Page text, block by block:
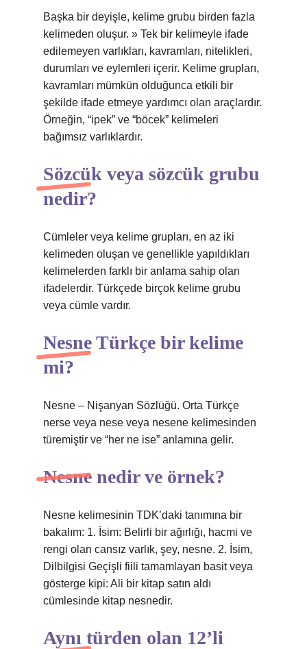
Başka bir deyişle, kelime grubu birden fazla
kelimeden oluşur. » Tek bir kelimeyle ifade
edilemeyen varlıkları, kavramları, nitelikleri,
durumları ve eylemleri içerir. Kelime grupları,
kavramları mümkün olduğunca etkili bir
şekilde ifade etmeye yardımcı olan araçlardır.
Örneğin, “ipek” ve “böcek” kelimeleri
bağımsız varlıklardır.
Sözcük veya sözcük grubu
nedir?
Cümleler veya kelime grupları, en az iki
kelimeden oluşan ve genellikle yapıldıkları
kelimelerden farklı bir anlama sahip olan
ifadelerdir. Türkçede birçok kelime grubu
veya cümle vardır.
Nesne Türkçe bir kelime
mi?
Nesne – Nişanyan Sözlüğü. Orta Türkçe
nerse veya nese veya nesene kelimesinden
türemiştir ve “her ne ise” anlamına gelir.
Nesne nedir ve örnek?
Nesne kelimesinin TDK’daki tanımına bir
bakalım: 1. İsim: Belirli bir ağırlığı, hacmi ve
rengi olan cansız varlık, şey, nesne. 2. İsim,
Dilbilgisi Geçişli fiili tamamlayan basit veya
gösterge kipi: Ali bir kitap satın aldı
cümlesinde kitap nesnedir.
Aynı türden olan 12’li